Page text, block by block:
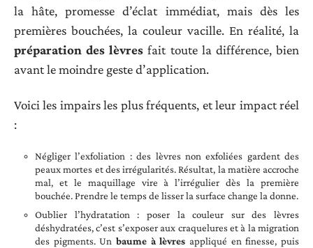
la hâte, promesse d’éclat immédiat, mais dès les
premières bouchées, la couleur vacille. En réalité, la
préparation des lèvres fait toute la différence, bien
avant le moindre geste d’application.
Voici les impairs les plus fréquents, et leur impact réel
:
Négliger l’exfoliation : des lèvres non exfoliées gardent des
peaux mortes et des irrégularités. Résultat, la matière accroche
mal, et le maquillage vire à l’irrégulier dès la première
bouchée. Prendre le temps de lisser la surface change la donne.
Oublier l’hydratation : poser la couleur sur des lèvres
déshydratées, c’est s’exposer aux craquelures et à la migration
des pigments. Un baume à lèvres appliqué en finesse, puis